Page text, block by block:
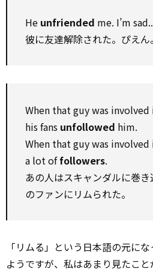
He unfriended me. I’m
彼に友達解除された。ぴえん。
When that guy was
his fans unfollowed him.
When that guy was involved
a lot offollowers.
あの人はスキャンダルに巻
のファンにリムられた。
「リムる」という日本語の元に
ようですが、私はあまり見たこと